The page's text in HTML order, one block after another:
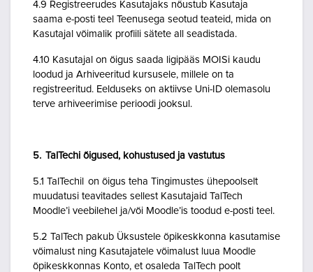
4.9 Registreerudes Kasutajaks nõustub Kasutaja
saama e-posti teel Teenusega seotud teateid, mida on
Kasutajal võimalik profiili sätete all seadistada.
4.10 Kasutajal on õigus saada ligipääs MOISi kaudu
loodud ja Arhiveeritud kursusele, millele on ta
registreeritud. Eelduseks on aktiivse Uni-ID olemasolu
terve arhiveerimise perioodi jooksul.
5. TalTechi õigused, kohustused ja vastutus
5.1 TalTechil on õigus teha Tingimustes ühepoolselt
muudatusi teavitades sellest Kasutajaid TalTech
Moodle’i veebilehel ja/või Moodle’is toodud e-posti teel.
5.2 TalTech pakub Üksustele õpikeskkonna kasutamise
võimalust ning Kasutajatele võimalust luua Moodle
õpikeskkonnas Konto, et osaleda TalTech poolt